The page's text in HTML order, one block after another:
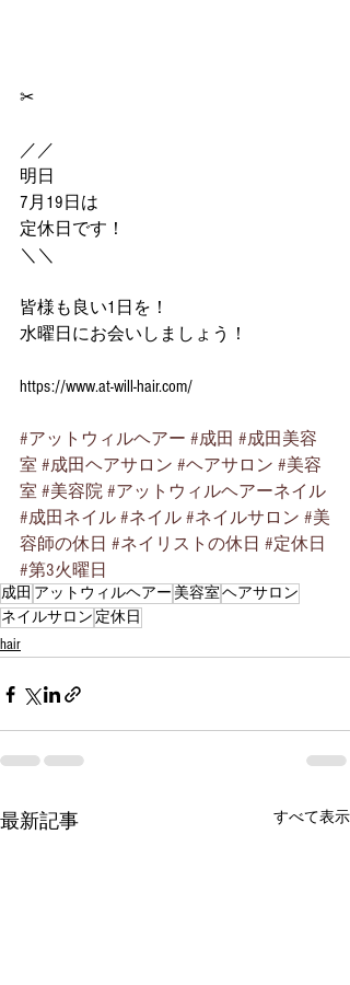
✂︎
／／
明日
7月19日は
定休日です！
＼＼
皆様も良い1日を！
水曜日にお会いしましょう！
https://www.at-will-hair.com/
#アットウィルヘアー #成田 #成田美容
室 #成田ヘアサロン #ヘアサロン #美容
室 #美容院 #アットウィルヘアーネイル
#成田ネイル #ネイル #ネイルサロン #美
容師の休日 #ネイリストの休日 #定休日
#第3火曜日
成田 アットウィルヘアー 美容室ヘアサロン
ネイルサロン 定休日
hair
最新記事 すべて表示